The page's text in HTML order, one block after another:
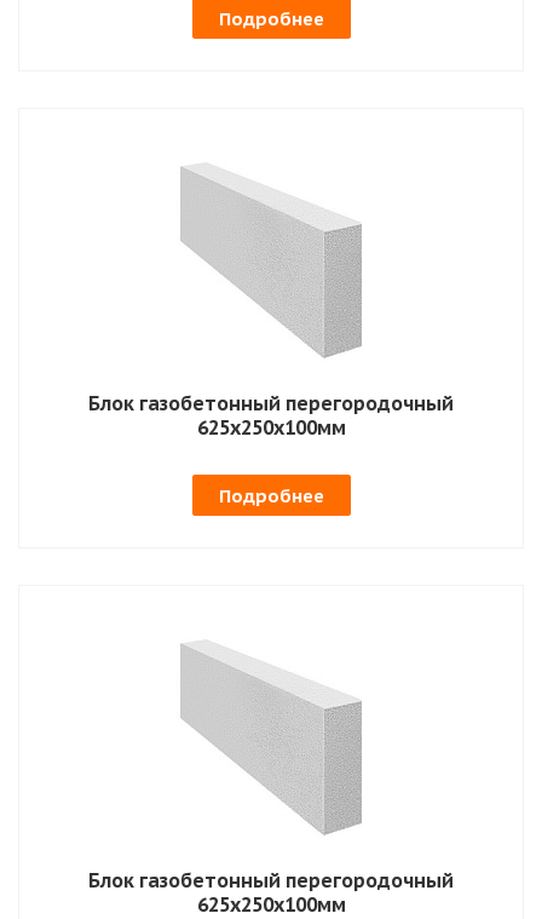
Подробнее
Блок газобетонный перегородочный
625х250х100мм
Подробнее
Блок газобетонный перегородочный
625х250х100мм